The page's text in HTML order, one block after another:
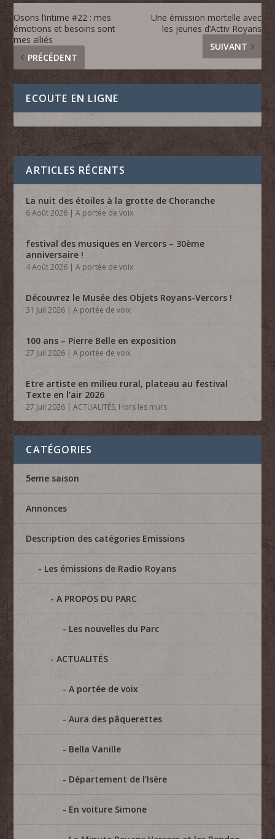
Osons l’intime #22 : mes
émotions et besoins sont
mes alliés
PRÉCÉDENT
Une émission mortelle avec
les jeunes d’Activ Royans
SUIVANT
ECOUTE EN LIGNE
ARTICLES RÉCENTS
La nuit des étoiles à la grotte de Choranche
6 Août 2026 |A portée de voix
festival des musiques en Vercors – 30ème
anniversaire !
4 Août 2026 |A portée de voix
Découvrez le Musée des Objets Royans-Vercors !
31 Juil 2026 |A portée de voix
100 ans – Pierre Belle en exposition
27 Juil 2026 |A portée de voix
Etre artiste en milieu rural, plateau au festival
Texte en l’air 2026
27 Juil 2026 |ACTUALITÉS, Hors les murs
CATÉGORIES
5eme saison
Annonces
Description des catégories Emissions
Les émissions de Radio Royans
A PROPOS DU PARC
Les nouvelles du Parc
ACTUALITÉS
A portée de voix
Aura des pâquerettes
Bella Vanille
Département de l'Isère
En voiture Simone